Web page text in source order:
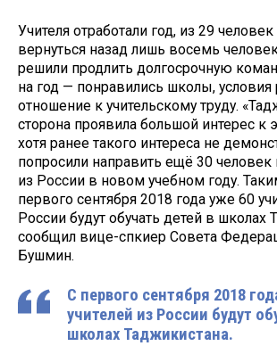
Учителя отработали год, из 29
вернуться назад лишь восемь
решили продлить долгосрочную
на год — понравились школы, условия
отношение к учительскому труду.
сторона проявила большой интерес к
хотя ранее такого интереса не
попросили направить ещё 30
из России в новом учебном году.
первого сентября 2018 года уже 60
России будут обучать детей в школах
сообщил вице-спкиер Совета
Бушмин.
С первого сентября 2018
учителей из России будут
школах Таджикистана.